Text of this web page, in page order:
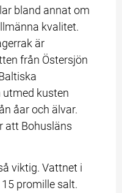
bland annat om
kvalitet.
är
från Östersjön
kusten
åar och älvar.
att Bohusläns
viktig. Vattnet i
promille salt.